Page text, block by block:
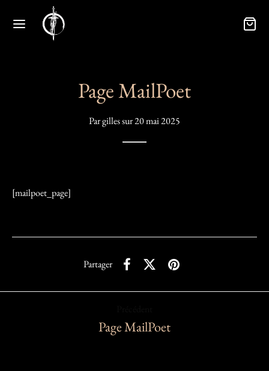
Page MailPoet
Pargillessur20 mai 2025
[mailpoet_page]
Partager
Page MailPoet